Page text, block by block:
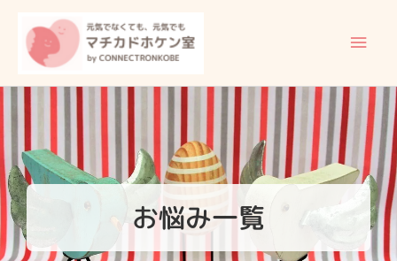
イ
ン
メ
ニ
ー
お悩み一覧